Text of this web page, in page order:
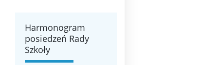
Harmonogram
posiedzeń Rady
Szkoły